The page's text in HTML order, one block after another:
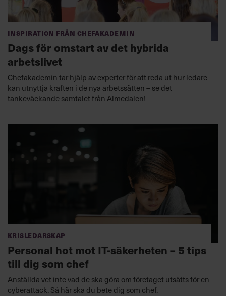
Inspiration från Chefakademin
Dags för omstart av det hybrida
arbetslivet
Chefakademin tar hjälp av experter för att reda ut hur ledare
kan utnyttja kraften i de nya arbetssätten – se det
tankeväckande samtalet från Almedalen!
Krisledarskap
Personal hot mot IT-säkerheten – 5 tips
till dig som chef
Anställda vet inte vad de ska göra om företaget utsätts för en
cyberattack. Så här ska du bete dig som chef.